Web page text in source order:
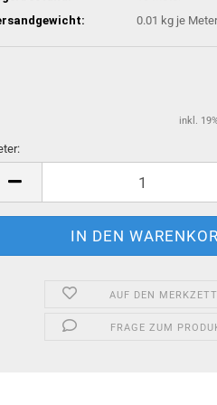
0.01 kg je Meter
inkl.
AUF DEN
FRAGE ZUM